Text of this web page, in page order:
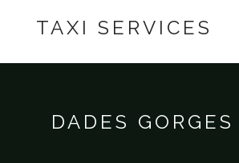
TAXI SERVICES
DADES